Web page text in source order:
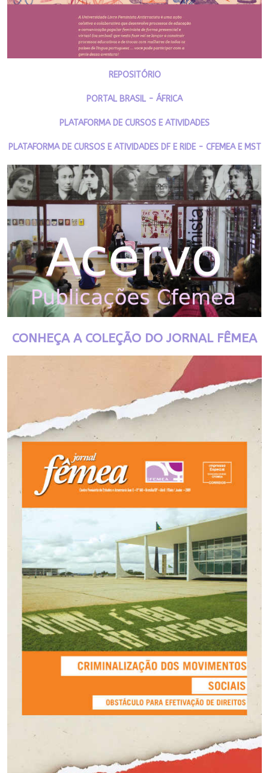
REPOSITÓRIO
PORTAL BRASIL - ÁFRICA
PLATAFORMA DE CURSOS E ATIVIDADES
PLATAFORMA DE CURSOS E ATIVIDADES DF E RIDE - CFEMEA E MST
CONHEÇA A COLEÇÃO DO JORNAL FÊMEA